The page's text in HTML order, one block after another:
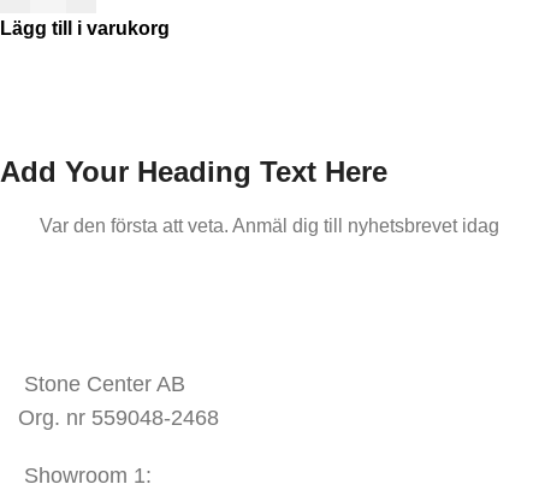
Lägg till i varukorg
Add Your Heading Text Here
Var den första att veta. Anmäl dig till nyhetsbrevet idag
Stone Center AB
Org. nr 559048-2468
Showroom 1: